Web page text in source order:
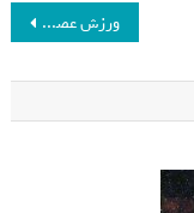
ورزش عصرگاهی سالمندان را از این بیماری ها دور می کند_فرنگی